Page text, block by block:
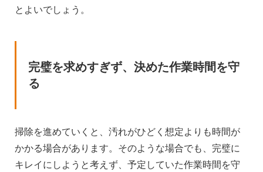
とよいでしょう。
完璧を求めすぎず、決めた作業時間を守
る
掃除を進めていくと、汚れがひどく想定よりも時間が
かかる場合があります。そのような場合でも、完璧に
キレイにしようと考えず、予定していた作業時間を守